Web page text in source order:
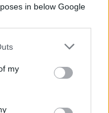
in below Google
my
della estenuante
al professore
di Padova, occorre
di cosette che
coordinatore